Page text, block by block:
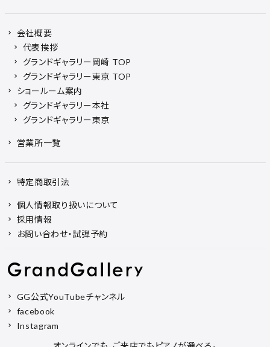
会社概要
代表挨拶
グランドギャラリー岡崎 TOP
グランドギャラリー東京 TOP
ショールーム案内
グランドギャラリー本社
グランドギャラリー東京
営業所一覧
特定商取引法
個人情報取り扱いについて
採用情報
お問い合わせ・試弾予約
GG公式YouTubeチャンネル
facebook
Instagram